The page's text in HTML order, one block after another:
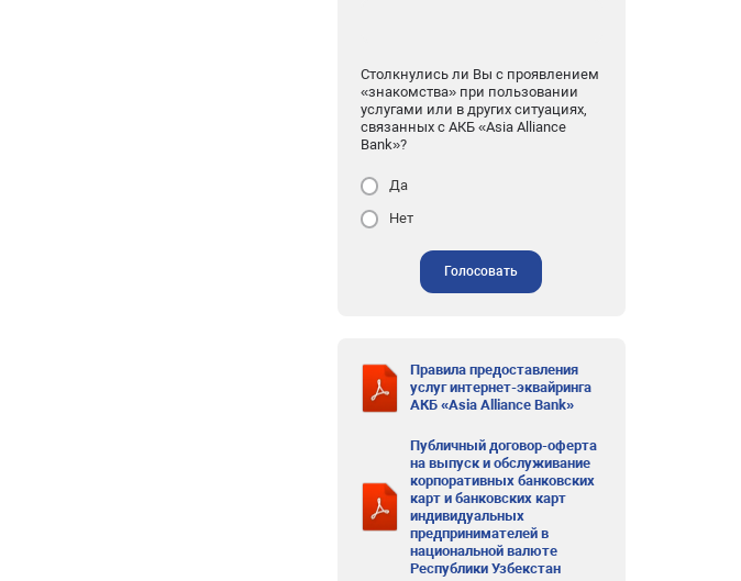
Столкнулись ли Вы с проявлением
«знакомства» при пользовании
услугами или в других ситуациях,
связанных с АКБ «Asia Alliance
Bank»?
Да
Нет
Голосовать
Правила предоставления
услуг интернет-эквайринга
АКБ «Asia Alliance Bank»
Публичный договор-оферта
на выпуск и обслуживание
корпоративных банковских
карт и банковских карт
индивидуальных
предпринимателей в
национальной валюте
Республики Узбекстан